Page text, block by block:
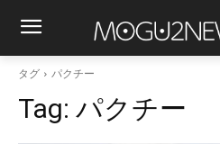
タグ パクチー
Tag: パクチー